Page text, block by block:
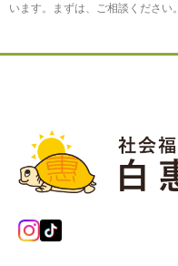
います。まずは、ご相談ください。